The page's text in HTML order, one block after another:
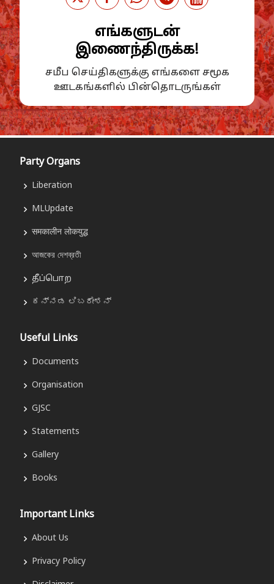
எங்களுடன்
இணைந்திருக்க!
சமீப செய்திகளுக்கு எங்களை சமூக
ஊடகங்களில் பின்தொடருங்கள்
Party Organs
Liberation
MLUpdate
समकालीन लोकयुद्ध
আজকের দেশব্রতী
தீப்பொற
ಕನ್ನಡ ಲಿಬರೇಶನ್
Useful Links
Documents
Organisation
GJSC
Statements
Gallery
Books
Important Links
About Us
Privacy Policy